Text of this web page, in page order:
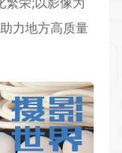
力地方高质量